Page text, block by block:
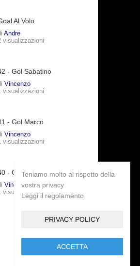
Al Volo
Andre
visualizzazioni
- Gol Sabatino
Vincenzo
visualizzazioni
- Gol Marco
Vincenzo
visualizzazioni
- Gol Marco
Vincenzo
visualizzazioni
Teniamo molto al rispetto della
vostra privacy
Leggi il regolamento
PRIVACY POLICY
ACCETTA